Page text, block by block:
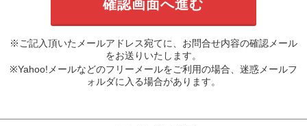
※ご記入頂いたメールアドレス宛てに、お問合せ内容の確認メール
をお送りいたします。
※Yahoo!メールなどのフリーメールをご利用の場合、迷惑メールフ
ォルダに入る場合があります。